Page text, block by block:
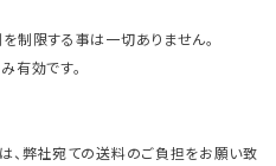
限する事は一切ありません。
有効です。
弊社宛ての送料のご負担をお願い致